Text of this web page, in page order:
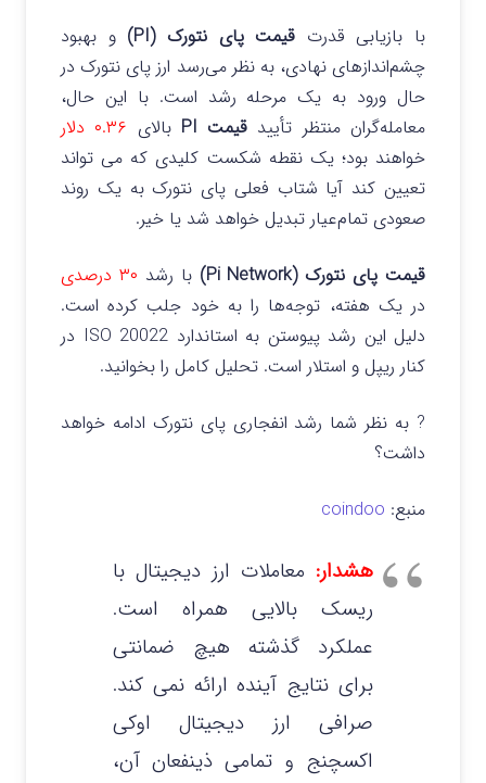
با بازیابی قدرت قیمت پای نتورک (PI)
و بهبود
چشم‌اندازهای نهادی، به نظر می‌رسد ارز پای نتورک در
حال ورود به یک مرحله رشد است. با این حال،
معامله‌گران منتظر تأیید قیمت PI بالای ۰.۳۶ دلار
خواهند بود؛ یک نقطه شکست کلیدی که می تواند
تعیین کند آیا شتاب فعلی پای نتورک به یک روند
صعودی تمام‌عیار تبدیل خواهد شد یا خیر.
قیمت پای نتورک (Pi Network) با رشد ۳۰ درصدی
در یک هفته، توجه‌ها را به خود جلب کرده است.
دلیل این رشد پیوستن به استاندارد ISO 20022 در
کنار ریپل و استلار است. تحلیل کامل را بخوانید.
? به نظر شما رشد انفجاری پای نتورک ادامه خواهد
داشت؟
منبع: coindoo
هشدار: معاملات ارز دیجیتال با
ریسک بالایی همراه است.
عملکرد گذشته هیچ ضمانتی
برای نتایج آینده ارائه نمی‌ کند.
صرافی ارز دیجیتال اوکی
اکسچنج و تمامی ذینفعان آن،